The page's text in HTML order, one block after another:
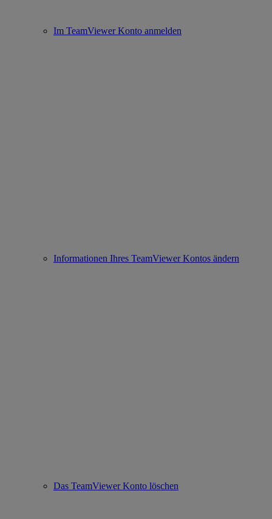
Im TeamViewer Konto anmelden
Informationen Ihres TeamViewer Kontos ändern
Das TeamViewer Konto löschen